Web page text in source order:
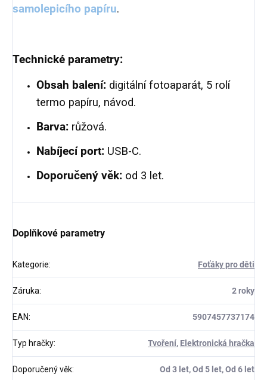
samolepicího papíru.
Technické parametry:
Obsah balení: digitální fotoaparát, 5 rolí
termo papíru, návod.
Barva: růžová.
Nabíjecí port: USB-C.
Doporučený věk: od 3 let.
Doplňkové parametry
Kategorie: Foťáky pro děti
Záruka: 2 roky
EAN: 5907457737174
Typ hračky: Tvoření, Elektronická hračka
Doporučený věk: Od 3 let, Od 5 let, Od 6 let